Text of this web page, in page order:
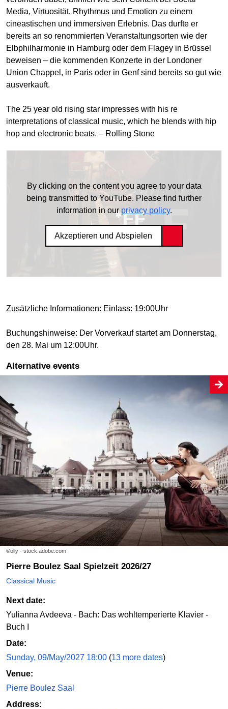
Media, Virtuosität, Rhythmus und Emotion zu einem
cineastischen und immersiven Erlebnis. Das durfte er
bereits an so renommierten Veranstaltungsorten wie der
Elbphilharmonie in Hamburg oder dem Flagey in Brüssel
beweisen – die kommenden Konzerte in der Londoner
Union Chappel, in Paris oder in Genf sind bereits so gut wie
ausverkauft.
The 25 year old rising star impresses with his re
interpretations of classical music, which he blends with hip
hop and electronic beats. – Rolling Stone
By clicking on the content you agree to your data
being transmitted to YouTube. Please find further
information in ourprivacy policy.
Akzeptieren und Abspielen
Zusätzliche Informationen: Einlass: 19:00Uhr
Buchungshinweise: Der Vorverkauf startet am Donnerstag,
den 28. Mai um 12:00Uhr.
Alternative events
©olly - stock.adobe.com
Pierre Boulez Saal Spielzeit 2026/27
Classical Music
Next date:
Yulianna Avdeeva - Bach: Das wohltemperierte Klavier -
Buch I
Date:
Sunday, 09/May/2027 18:00 (13 more dates)
Venue:
Pierre Boulez Saal
Address: